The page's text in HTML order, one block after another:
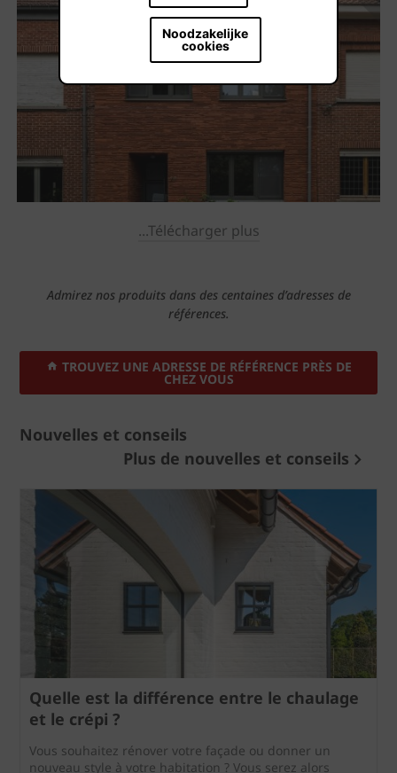
Noodzakelijke
cookies
...Télécharger plus
Admirez nos produits dans des centaines d’adresses de
références.
TROUVEZ UNE ADRESSE DE RÉFÉRENCE PRÈS DE
CHEZ VOUS
Nouvelles et conseils
Plus de nouvelles et conseils
Quelle est la différence entre le chaulage
et le crépi ?
Vous souhaitez rénover votre façade ou donner un
nouveau style à votre habitation ? Vous serez alors